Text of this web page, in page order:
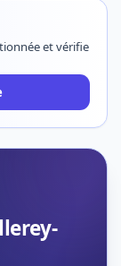
et vérifie